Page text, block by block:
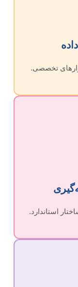
تخصصی.
استاندارد.